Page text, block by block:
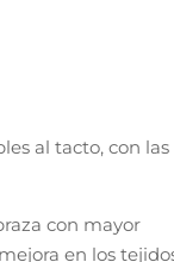
al tacto, con las
con mayor
en los